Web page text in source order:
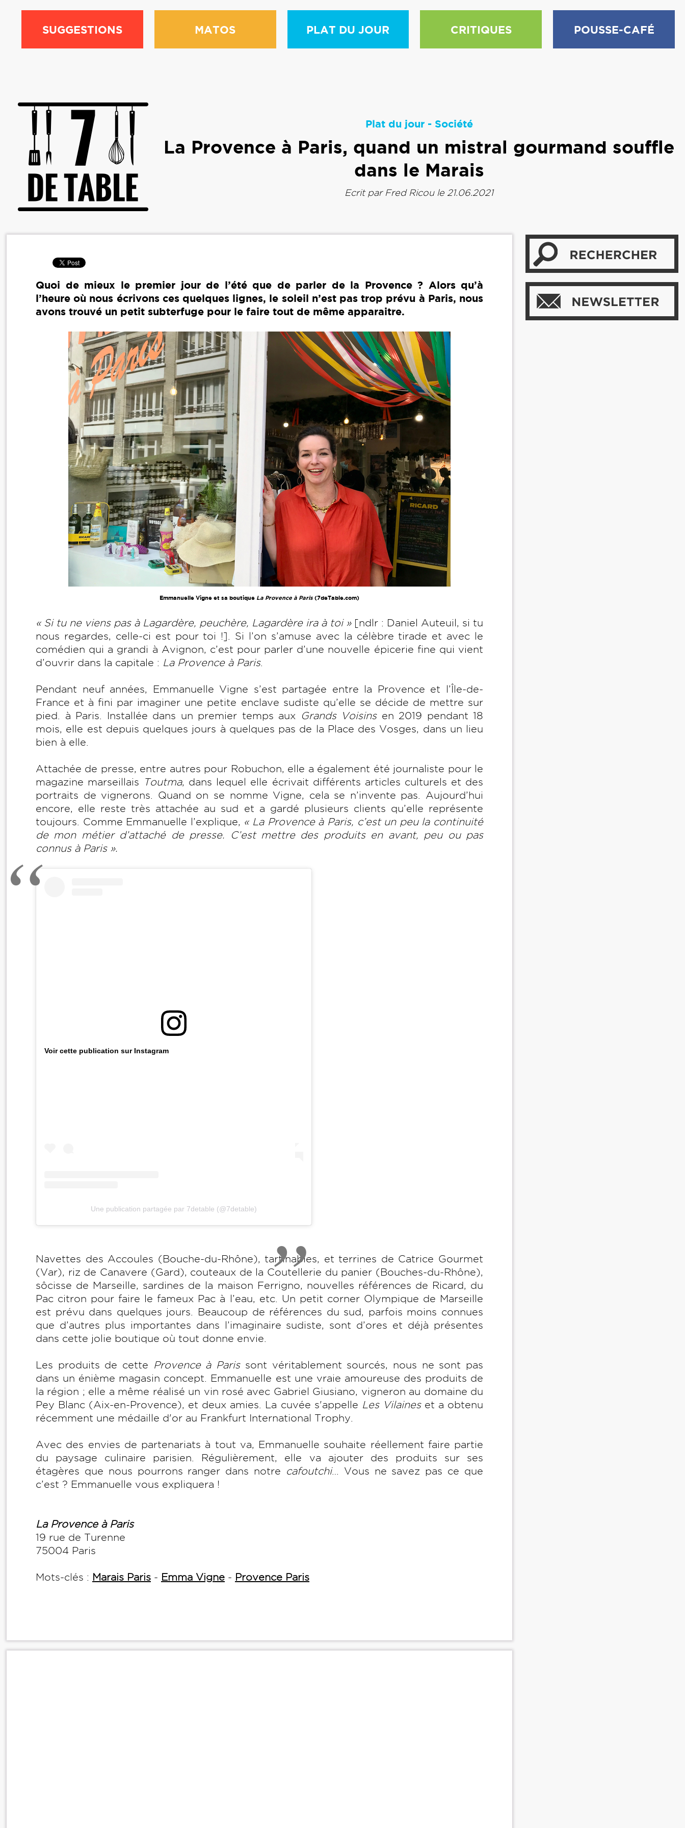
SUGGESTIONS MATOS PLAT DU JOUR CRITIQUES POUSSE-CAFÉ
Plat du jour- Société
La Provence à Paris, quand un mistral gourmand souffle
dans le Marais
Ecrit par Fred Ricoule 21.06.2021
Quoi de mieux le premier jour de l’été que de parler de la Provence ? Alors qu’à
l’heure où nous écrivons ces quelques lignes, le soleil n’est pas trop prévu à Paris, nous
avons trouvé un petit subterfuge pour le faire tout de même apparaitre.
Emmanuelle Vigne et sa boutique La Provence à Paris (7deTable.com)
« Si tu ne viens pas à Lagardère, peuchère, Lagardère ira à toi » [ndlr : Daniel Auteuil, si tu
nous regardes, celle-ci est pour toi !]. Si l’on s’amuse avec la célèbre tirade et avec le
comédien qui a grandi à Avignon, c’est pour parler d’une nouvelle épicerie fine qui vient
d’ouvrir dans la capitale : La Provence à Paris.
Pendant neuf années, Emmanuelle Vigne s’est partagée entre la Provence et l’Île-de-
France et à fini par imaginer une petite enclave sudiste qu’elle se décide de mettre sur
pied. à Paris. Installée dans un premier temps aux
Grands Voisinsen 2019 pendant 18
mois, elle est depuis quelques jours à quelques pas de la Place des Vosges, dans un lieu
bien à elle.
Attachée de presse, entre autres pour Robuchon, elle a également été journaliste pour le
magazine marseillais Toutma, dans lequel elle écrivait différents articles culturels et des
portraits de vignerons. Quand on se nomme Vigne, cela se n’invente pas. Aujourd’hui
encore, elle reste très attachée au sud et a gardé plusieurs clients qu’elle représente
toujours. Comme Emmanuelle l’explique, « La Provence à Paris, c’est un peu la continuité
de mon métier d’attaché de presse. C’est mettre des produits en avant, peu ou pas
connus à Paris ».
Voir cette publication sur Instagram
Une publication partagée par 7detable (@7detable)
Navettes des Accoules (Bouche-du-Rhône), tartinables, et terrines de Catrice Gourmet
(Var), riz de Canavere (Gard), couteaux de la Coutellerie du panier (Bouches-du-Rhône),
sôcisse de Marseille, sardines de la maison Ferrigno, nouvelles références de Ricard, du
Pac citron pour faire le fameux Pac à l’eau, etc. Un petit corner Olympique de Marseille
est prévu dans quelques jours. Beaucoup de références du sud, parfois moins connues
que d’autres plus importantes dans l’imaginaire sudiste, sont d’ores et déjà présentes
dans cette jolie boutique où tout donne envie.
Les produits de cette Provence à Parissont véritablement sourcés, nous ne sont pas
dans un énième magasin concept. Emmanuelle est une vraie amoureuse des produits de
la région ; elle a même réalisé un vin rosé avec Gabriel Giusiano, vigneron au domaine du
Pey Blanc (Aix-en-Provence), et deux amies. La cuvée s'appelle Les Vilaines et a obtenu
récemment une médaille d'or au Frankfurt International Trophy.
Avec des envies de partenariats à tout va, Emmanuelle souhaite réellement faire partie
du paysage culinaire parisien. Régulièrement, elle va ajouter des produits sur ses
étagères que nous pourrons ranger dans notre cafoutchi… Vous ne savez pas ce que
c’est ? Emmanuelle vous expliquera !
La Provence à Paris
19 rue de Turenne
75004 Paris
Mots-clés : Marais Paris - Emma Vigne - Provence Paris